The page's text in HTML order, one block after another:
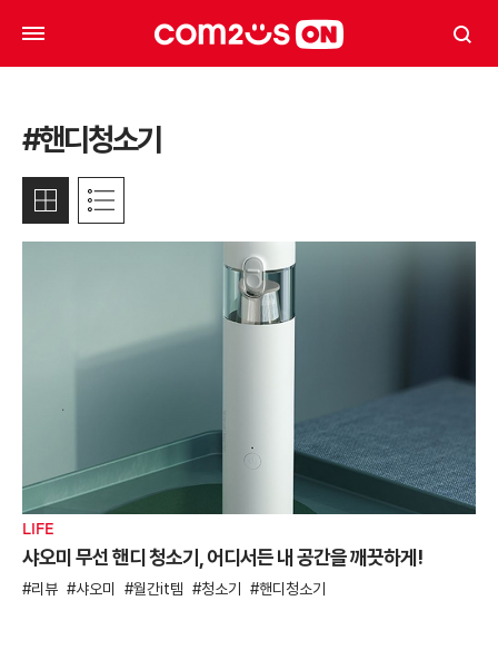
#핸디청소기
LIFE
샤오미 무선 핸디 청소기, 어디서든 내 공간을 깨끗하게!
리뷰 샤오미 월간it템 청소기 핸디청소기